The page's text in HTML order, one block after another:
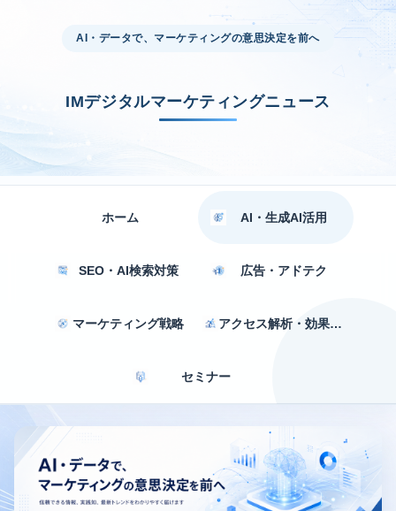
AI・データで、マーケティングの意思決定を前へ
IMデジタルマーケティングニュース
ホーム AI・生成AI活用
SEO・AI検索対策 広告・アドテク
マーケティング戦略 アクセス解析・効果測定
セミナー